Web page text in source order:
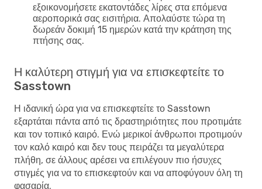
εξοικονομήσετε εκατοντάδες λίρες στα επόμενα
αεροπορικά σας εισιτήρια. Απολαύστε τώρα τη
δωρεάν δοκιμή 15 ημερών κατά την κράτηση της
πτήσης σας.
Η καλύτερη στιγμή για να επισκεφτείτε το
Sasstown
Η ιδανική ώρα για να επισκεφτείτε το Sasstown
εξαρτάται πάντα από τις δραστηριότητες που προτιμάτε
και τον τοπικό καιρό. Ενώ μερικοί άνθρωποι προτιμούν
τον καλό καιρό και δεν τους πειράζει τα μεγαλύτερα
πλήθη, σε άλλους αρέσει να επιλέγουν πιο ήσυχες
στιγμές για να το επισκεφτούν και να αποφύγουν όλη τη
φασαρία.